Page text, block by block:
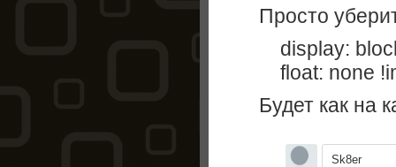
Просто
display:
float: none
Будет как на
Sk8er